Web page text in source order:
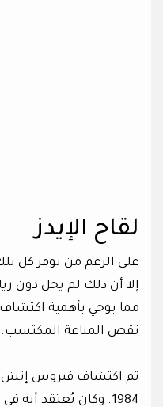
لقاح الإيدز
على الرغم من توفر كل
إلا أن ذلك لم يحل دون
مما يوحي بأهمية
نقص المناعة المكتسب.
1984. وكان يُعتقد